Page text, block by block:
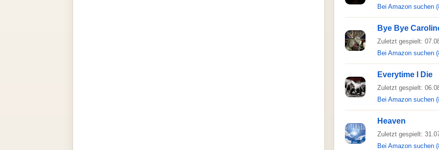
Bei Amazon suchen
Bye Bye
Zuletzt gespielt:
Bei Amazon suchen
Everytime I Die
Zuletzt gespielt:
Bei Amazon suchen
Heaven
Zuletzt gespielt:
Bei Amazon suchen